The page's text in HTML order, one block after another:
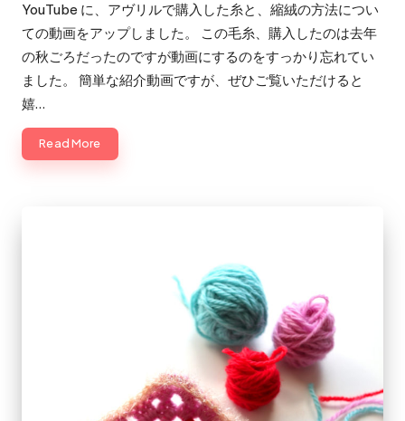
YouTube に、アヴリルで購入した糸と、縮絨の方法につい
ての動画をアップしました。 この毛糸、購入したのは去年
の秋ごろだったのですが動画にするのをすっかり忘れてい
ました。 簡単な紹介動画ですが、ぜひご覧いただけると
嬉…
Read More